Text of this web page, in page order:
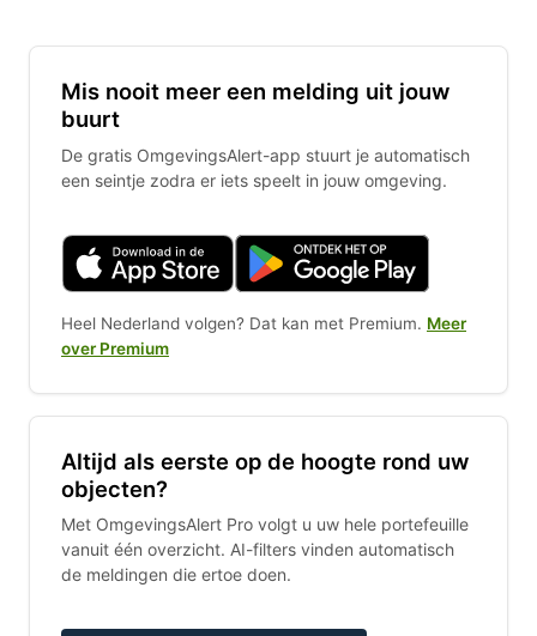
Mis nooit meer een melding uit jouw
buurt
De gratis OmgevingsAlert-app stuurt je automatisch
een seintje zodra er iets speelt in jouw omgeving.
Heel Nederland volgen? Dat kan met Premium. Meer
over Premium
Altijd als eerste op de hoogte rond uw
objecten?
Met OmgevingsAlert Pro volgt u uw hele portefeuille
vanuit één overzicht. AI-filters vinden automatisch
de meldingen die ertoe doen.